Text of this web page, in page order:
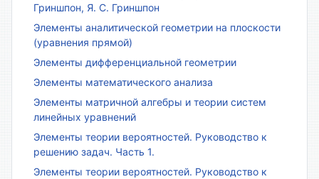
Гриншпон, Я. С. Гриншпон
Элементы аналитической геометрии на плоскости
(уравнения прямой)
Элементы дифференциальной геометрии
Элементы математического анализа
Элементы матричной алгебры и теории систем
линейных уравнений
Элементы теории вероятностей. Руководство к
решению задач. Часть 1.
Элементы теории вероятностей. Руководство к